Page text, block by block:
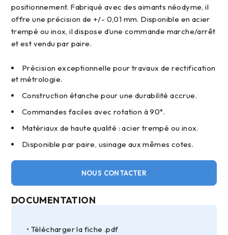
positionnement. Fabriqué avec des aimants néodyme, il
offre une précision de +/- 0,01 mm. Disponible en acier
trempé ou inox, il dispose d’une commande marche/arrêt
et est vendu par paire.
Précision exceptionnelle pour travaux de rectification
et métrologie.
Construction étanche pour une durabilité accrue.
Commandes faciles avec rotation à 90°.
Matériaux de haute qualité : acier trempé ou inox.
Disponible par paire, usinage aux mêmes cotes.
NOUS CONTACTER
DOCUMENTATION
Télécharger la fiche .pdf